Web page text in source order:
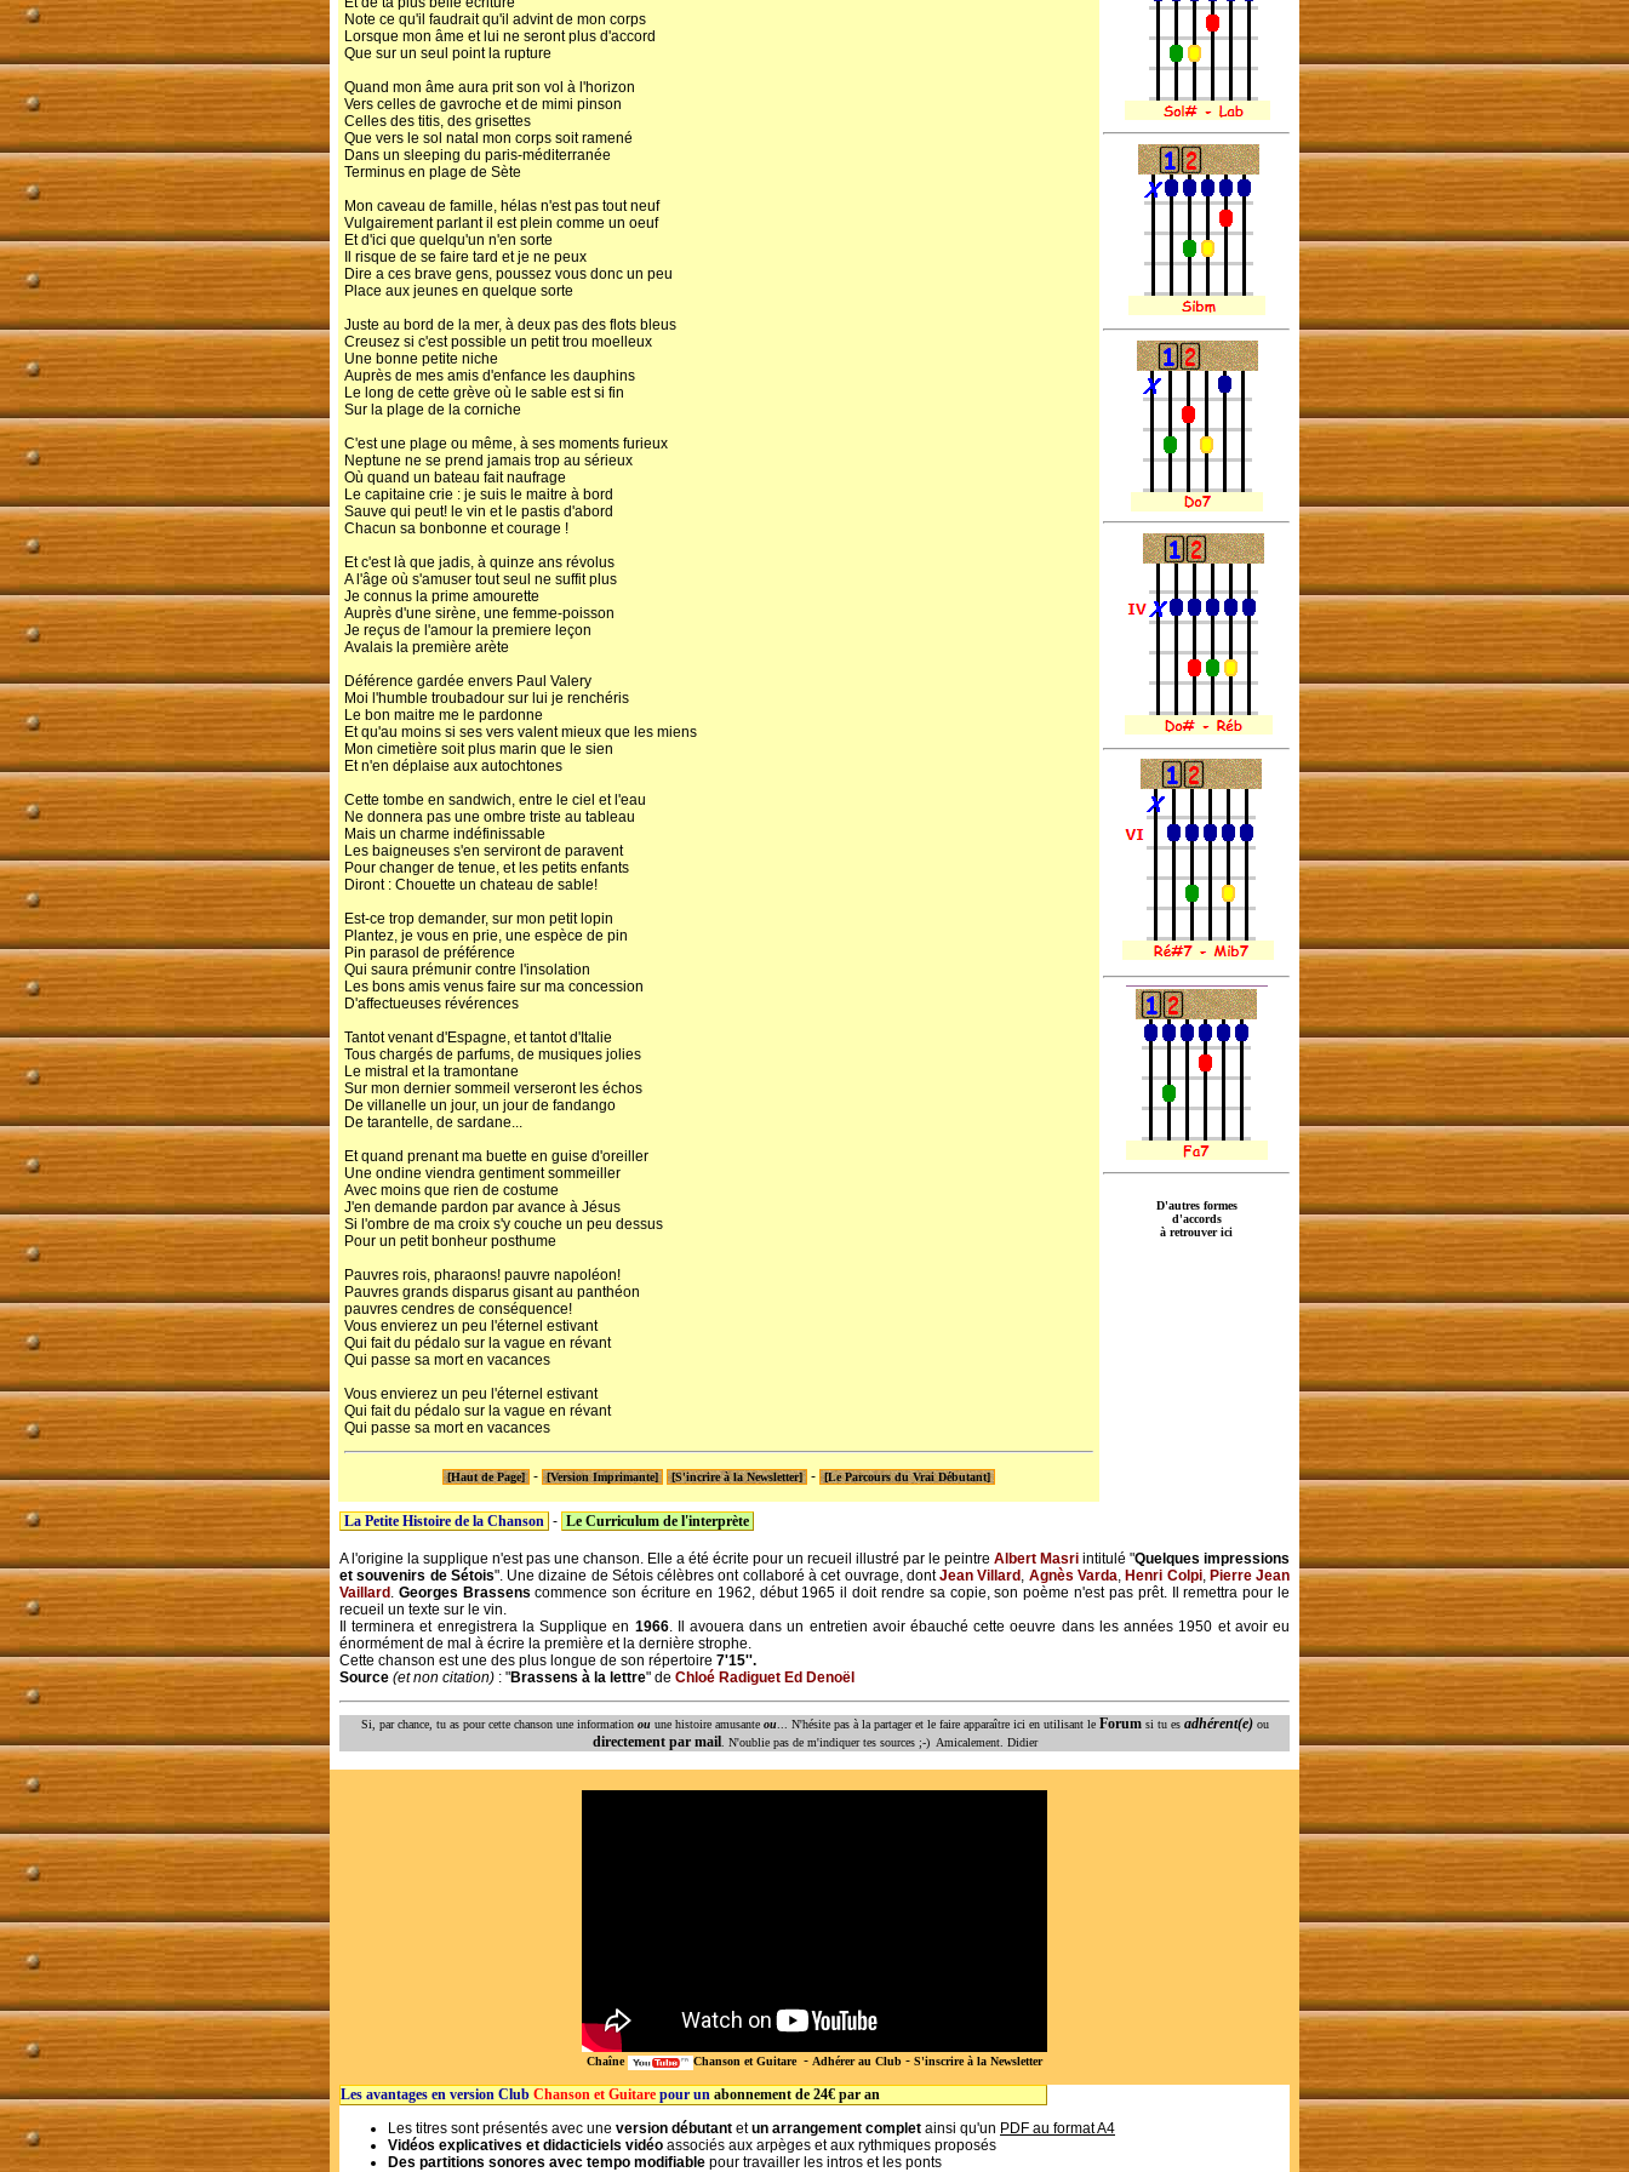
Note ce qu'il faudrait qu'il advint de mon corps
Lorsque mon âme et lui ne seront plus d'accord
Que sur un seul point la rupture
Quand mon âme aura prit son vol à l'horizon
Vers celles de gavroche et de mimi pinson
Celles des titis, des grisettes
Que vers le sol natal mon corps soit ramené
Dans un sleeping du paris-méditerranée
Terminus en plage de Sète
Mon caveau de famille, hélas n'est pas tout neuf
Vulgairement parlant il est plein comme un oeuf
Et d'ici que quelqu'un n'en sorte
Il risque de se faire tard et je ne peux
Dire a ces brave gens, poussez vous donc un peu
Place aux jeunes en quelque sorte
Juste au bord de la mer, à deux pas des flots bleus
Creusez si c'est possible un petit trou moelleux
Une bonne petite niche
Auprès de mes amis d'enfance les dauphins
Le long de cette grève où le sable est si fin
Sur la plage de la corniche
C'est une plage ou même, à ses moments furieux
Neptune ne se prend jamais trop au sérieux
Où quand un bateau fait naufrage
Le capitaine crie : je suis le maitre à bord
Sauve qui peut! le vin et le pastis d'abord
Chacun sa bonbonne et courage !
Et c'est là que jadis, à quinze ans révolus
A l'âge où s'amuser tout seul ne suffit plus
Je connus la prime amourette
Auprès d'une sirène, une femme-poisson
Je reçus de l'amour la premiere leçon
Avalais la première arète
Déférence gardée envers Paul Valery
Moi l'humble troubadour sur lui je renchéris
Le bon maitre me le pardonne
Et qu'au moins si ses vers valent mieux que les miens
Mon cimetière soit plus marin que le sien
Et n'en déplaise aux autochtones
Cette tombe en sandwich, entre le ciel et l'eau
Ne donnera pas une ombre triste au tableau
Mais un charme indéfinissable
Les baigneuses s'en serviront de paravent
Pour changer de tenue, et les petits enfants
Diront : Chouette un chateau de sable!
Est-ce trop demander, sur mon petit lopin
Plantez, je vous en prie, une espèce de pin
Pin parasol de préférence
Qui saura prémunir contre l'insolation
Les bons amis venus faire sur ma concession
D'affectueuses révérences
Tantot venant d'Espagne, et tantot d'Italie
Tous chargés de parfums, de musiques jolies
Le mistral et la tramontane
Sur mon dernier sommeil verseront les échos
De villanelle un jour, un jour de fandango
De tarantelle, de sardane...
Et quand prenant ma buette en guise d'oreiller
Une ondine viendra gentiment sommeiller
Avec moins que rien de costume
J'en demande pardon par avance à Jésus
Si l'ombre de ma croix s'y couche un peu dessus
Pour un petit bonheur posthume
Pauvres rois, pharaons! pauvre napoléon!
Pauvres grands disparus gisant au panthéon
pauvres cendres de conséquence!
Vous envierez un peu l'éternel estivant
Qui fait du pédalo sur la vague en révant
Qui passe sa mort en vacances
Vous envierez un peu l'éternel estivant
Qui fait du pédalo sur la vague en révant
Qui passe sa mort en vacances
[Haut de Page] - [Version Imprimante] [S'incrire à la Newsletter] - [Le Parcours du Vrai Débutant]
D'autres formes
d'accords
à retrouver ici
La Petite Histoire de la Chanson - Le Curriculum de l'interprète
A l'origine la supplique n'est pas une chanson. Elle a été écrite pour un recueil illustré par le peintre Albert Masri intitulé "Quelques impressions
et souvenirs de Sétois". Une dizaine de Sétois célèbres ont collaboré à cet ouvrage, dontJean Villard , Agnès Varda, Henri Colpi, Pierre Jean
Vaillard . Georges Brassens commence son écriture en 1962, début 1965 il doit rendre sa copie, son poème n'est pas prêt. Il remettra pour le
recueil un texte sur le vin.
Il terminera et enregistrera la Supplique en 1966. Il avouera dans un entretien avoir ébauché cette oeuvre dans les années 1950 et avoir eu
énormément de mal à écrire la première et la dernière strophe.
Cette chanson est une des plus longue de son répertoire 7'15''.
Source (et non citation) : "Brassens à la lettre" de Chloé Radiguet Ed Denoël
Si, par chance, tu as pour cette chanson une information ouune histoire amusante ou... N'hésite pas à la partager et le faire apparaître ici en utilisant le Forumsi tu es adhérent(e)ou
directement par mail . N'oublie pas de m'indiquer tes sources ;-) Amicalement. Didier
Chaîne Chanson et Guitare - Adhérer au Club - S'inscrire à la Newsletter
Les avantages en version Club Chanson et Guitare pour un abonnement de 24€ par an
Les titres sont présentés avec une version débutant etun arrangement complet ainsi qu'un PDF au format A4
Vidéos explicatives et didacticiels vidéo associés aux arpèges et aux rythmiques proposés
Des partitions sonores avec tempo modifiable pour travailler les intros et les ponts